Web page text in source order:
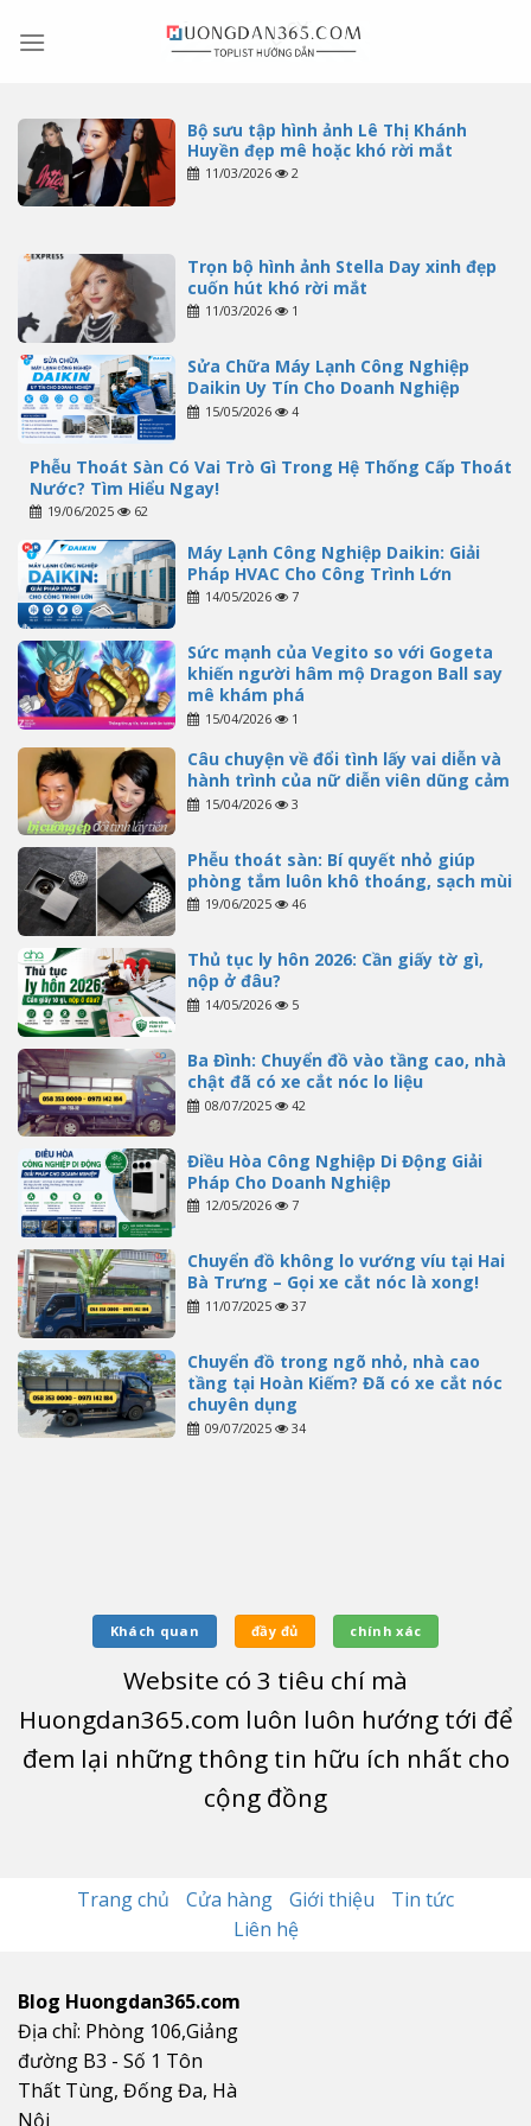
Bộ sưu tập hình ảnh Lê Thị Khánh
Huyền đẹp mê hoặc khó rời mắt
11/03/2026 2
Trọn bộ hình ảnh Stella Day xinh đẹp
cuốn hút khó rời mắt
11/03/2026 1
Sửa Chữa Máy Lạnh Công Nghiệp
Daikin Uy Tín Cho Doanh Nghiệp
15/05/2026 4
Phễu Thoát Sàn Có Vai Trò Gì Trong Hệ Thống Cấp Thoát
Nước? Tìm Hiểu Ngay!
19/06/2025 62
Máy Lạnh Công Nghiệp Daikin: Giải
Pháp HVAC Cho Công Trình Lớn
14/05/2026 7
Sức mạnh của Vegito so với Gogeta
khiến người hâm mộ Dragon Ball say
mê khám phá
15/04/2026 1
Câu chuyện về đổi tình lấy vai diễn và
hành trình của nữ diễn viên dũng cảm
15/04/2026 3
Phễu thoát sàn: Bí quyết nhỏ giúp
phòng tắm luôn khô thoáng, sạch mùi
19/06/2025 46
Thủ tục ly hôn 2026: Cần giấy tờ gì,
nộp ở đâu?
14/05/2026 5
Ba Đình: Chuyển đồ vào tầng cao, nhà
chật đã có xe cắt nóc lo liệu
08/07/2025 42
Điều Hòa Công Nghiệp Di Động Giải
Pháp Cho Doanh Nghiệp
12/05/2026 7
Chuyển đồ không lo vướng víu tại Hai
Bà Trưng – Gọi xe cắt nóc là xong!
11/07/2025 37
Chuyển đồ trong ngõ nhỏ, nhà cao
tầng tại Hoàn Kiếm? Đã có xe cắt nóc
chuyên dụng
09/07/2025 34
Khách quan đầy đủ chính xác
Website có 3 tiêu chí mà
Huongdan365.com luôn luôn hướng tới để
đem lại những thông tin hữu ích nhất cho
cộng đồng
Trang chủ Cửa hàng Giới thiệu
Tin tức
Liên hệ
Blog Huongdan365.com
Địa chỉ: Phòng 106,Giảng
đường B3 - Số 1 Tôn
Thất Tùng, Đống Đa, Hà
Nội